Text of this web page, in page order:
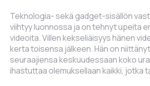
Teknologia- sekä gadget-sisällön
viihtyy luonnossa ja on tehnyt upeita
videoita. Villen kekseliäisyys hänen
kerta toisensa jälkeen. Hän on
seuraajiensa keskuudessaan koko
ihastuttaa olemuksellaan kaikki, jotka